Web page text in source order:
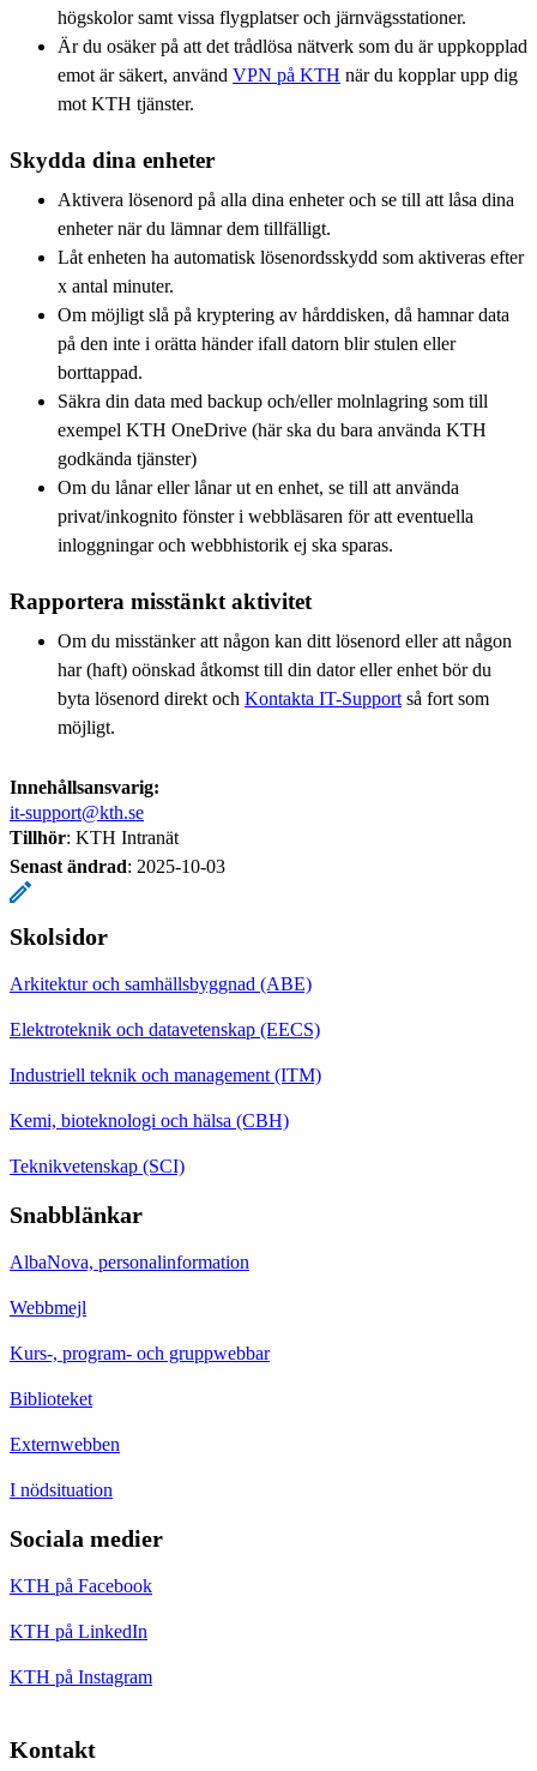
högskolor samt vissa flygplatser och järnvägsstationer.
Är du osäker på att det trådlösa nätverk som du är uppkopplad
emot är säkert, använd VPN på KTH när du kopplar upp dig
mot KTH tjänster.
Skydda dina enheter
Aktivera lösenord på alla dina enheter och se till att låsa dina
enheter när du lämnar dem tillfälligt.
Låt enheten ha automatisk lösenordsskydd som aktiveras efter
x antal minuter.
Om möjligt slå på kryptering av hårddisken, då hamnar data
på den inte i orätta händer ifall datorn blir stulen eller
borttappad.
Säkra din data med backup och/eller molnlagring som till
exempel KTH OneDrive (här ska du bara använda KTH
godkända tjänster)
Om du lånar eller lånar ut en enhet, se till att använda
privat/inkognito fönster i webbläsaren för att eventuella
inloggningar och webbhistorik ej ska sparas.
Rapportera misstänkt aktivitet
Om du misstänker att någon kan ditt lösenord eller att någon
har (haft) oönskad åtkomst till din dator eller enhet bör du
byta lösenord direkt och Kontakta IT-Support så fort som
möjligt.
Innehållsansvarig:
it-support@kth.se
Tillhör: KTH Intranät
Senast ändrad: 2025-10-03
Skolsidor
Arkitektur och samhällsbyggnad (ABE)
Elektroteknik och datavetenskap (EECS)
Industriell teknik och management (ITM)
Kemi, bioteknologi och hälsa (CBH)
Teknikvetenskap (SCI)
Snabblänkar
AlbaNova, personalinformation
Webbmejl
Kurs-, program- och gruppwebbar
Biblioteket
Externwebben
I nödsituation
Sociala medier
KTH på Facebook
KTH på LinkedIn
KTH på Instagram
Kontakt